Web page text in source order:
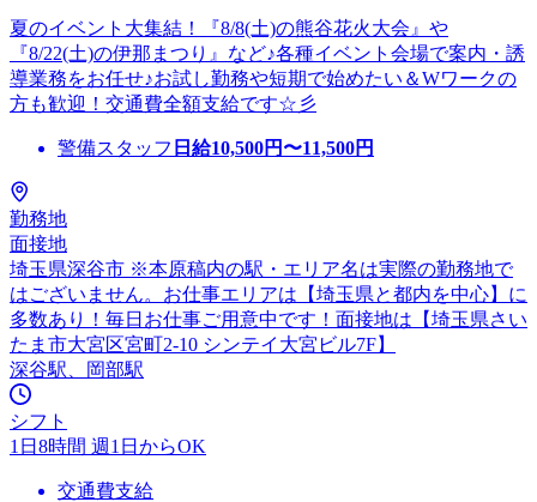
夏のイベント大集結！『8/8(土)の熊谷花火大会』や
『8/22(土)の伊那まつり』など♪各種イベント会場で案内・誘
導業務をお任せ♪お試し勤務や短期で始めたい＆Wワークの
方も歓迎！交通費全額支給です☆彡
警備スタッフ 日給10,500円〜11,500円
勤務地
面接地
埼玉県深谷市 ※本原稿内の駅・エリア名は実際の勤務地で
はございません。お仕事エリアは【埼玉県と都内を中心】に
多数あり！毎日お仕事ご用意中です！面接地は【埼玉県さい
たま市大宮区宮町2-10 シンテイ大宮ビル7F】
深谷駅、岡部駅
シフト
1日8時間 週1日からOK
交通費支給